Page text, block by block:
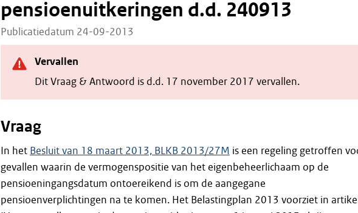
pensioenuitkeringen d.d. 240913
Publicatiedatum 24-09-2013
Vervallen
Dit Vraag & Antwoord is d.d. 17 november 2017 vervallen.
Vraag
In het Besluit van 18 maart 2013, BLKB 2013/27M is een regeling getroffen
gevallen waarin de vermogenspositie van het eigenbeheerlichaam op de
pensioeningangsdatum ontoereikend is om de aangegane
pensioenverplichtingen na te komen. Het Belastingplan 2013 voorziet in artikel